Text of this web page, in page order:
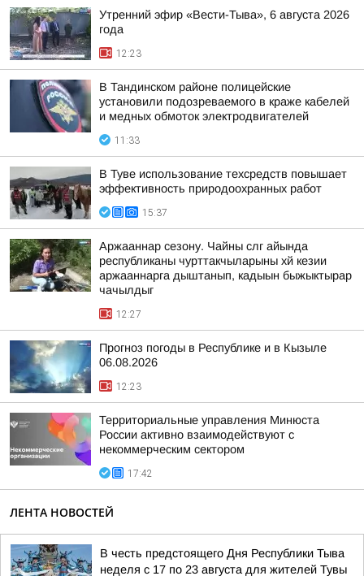
Утренний эфир «Вести-Тыва», 6 августа 2026
года
12:23
В Тандинском районе полицейские
установили подозреваемого в краже кабелей
и медных обмоток электродвигателей
11:33
В Туве использование техсредств повышает
эффективность природоохранных работ
15:37
Аржааннар сезону. Чайны слг айында
республиканы чурттакчыларыны хй кезии
аржааннарга дыштанып, кадыын быжыктырар
чачылдыг
12:27
Прогноз погоды в Республике и в Кызыле
06.08.2026
12:23
Территориальные управления Минюста
России активно взаимодействуют с
некоммерческим сектором
17:42
ЛЕНТА НОВОСТЕЙ
В честь предстоящего Дня Республики Тыва
неделя с 17 по 23 августа для жителей Тувы